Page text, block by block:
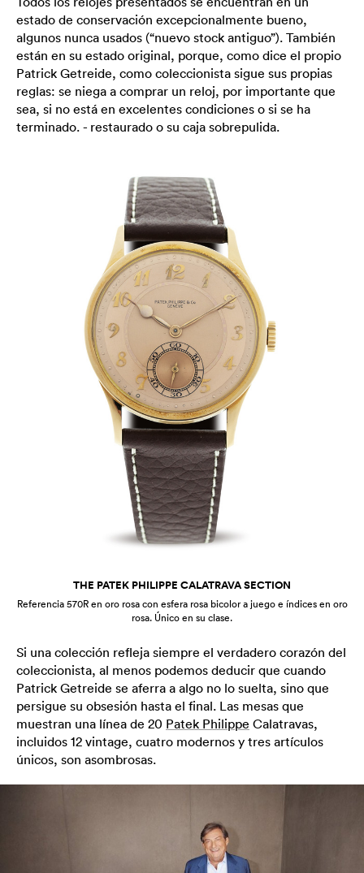
estado de conservación excepcionalmente bueno,
algunos nunca usados ​​(“nuevo stock antiguo”). También
están en su estado original, porque, como dice el propio
Patrick Getreide, como coleccionista sigue sus propias
reglas: se niega a comprar un reloj, por importante que
sea, si no está en excelentes condiciones o si se ha
terminado. - restaurado o su caja sobrepulida.
THE PATEK PHILIPPE CALATRAVA SECTION
Referencia 570R en oro rosa con esfera rosa bicolor a juego e índices en oro
rosa. Único en su clase.
Si una colección refleja siempre el verdadero corazón del
coleccionista, al menos podemos deducir que cuando
Patrick Getreide se aferra a algo no lo suelta, sino que
persigue su obsesión hasta el final. Las mesas que
muestran una línea de 20 Patek Philippe Calatravas,
incluidos 12 vintage, cuatro modernos y tres artículos
únicos, son asombrosas.